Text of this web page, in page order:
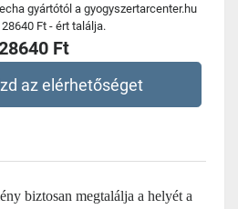
gyártótól a gyogyszertarcenter.hu
Ft - ért találja.
Ft
az elérhetőséget
biztosan megtalálja a helyét a